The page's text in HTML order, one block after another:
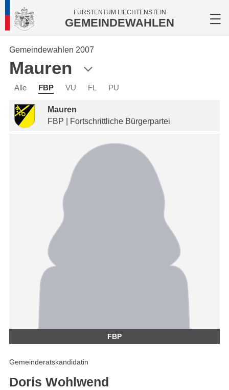
FÜRSTENTUM LIECHTENSTEIN
GEMEINDEWAHLEN
Gemeindewahlen 2007
Mauren
Alle FBP VU FL PU
Mauren
FBP | Fortschrittliche Bürgerpartei
FBP
Gemeinderatskandidatin
Doris Wohlwend